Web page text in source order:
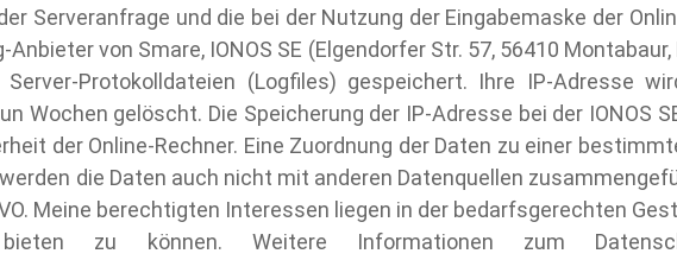
Serveranfrage und die bei der Nutzung der Eingabemaske der
Anbieter von Smare, IONOS SE (Elgendorfer Str. 57, 56410
Protokolldateien (Logfiles) gespeichert. Ihre IP-Adresse
Wochen gelöscht. Die Speicherung der IP-Adresse bei der IONOS
der Online-Rechner. Eine Zuordnung der Daten zu einer
die Daten auch nicht mit anderen Datenquellen
Meine berechtigten Interessen liegen in der bedarfsgerechten
bieten zu können. Weitere Informationen zum